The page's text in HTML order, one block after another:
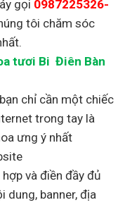
gọi 0987225326-
tôi chăm sóc
tươi Bi Điên Bàn
chỉ cần một chiếc
trong tay là
ưng ý nhất
và điền đầy đủ
dung, banner, địa